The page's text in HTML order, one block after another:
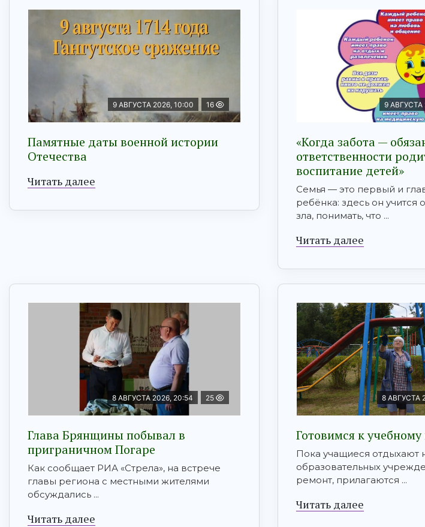
9 АВГУСТА 2026, 10:00 16
Памятные даты военной истории
Отечества
Читать далее
9 АВГУСТА
«Когда забота —
ответственности
воспитание детей»
Семья — это первый и
ребёнка: здесь он учится
зла, понимать, что ...
Читать далее
8 АВГУСТА 2026, 20:54 25
Глава Брянщины побывал в
приграничном Погаре
Как сообщает РИА «Стрела», на встрече
главы региона с местными жителями
обсуждались ...
Читать далее
8 АВГУСТА
Готовимся к учебному
Пока учащиеся отдыхают
образовательных
ремонт, прилагаются ...
Читать далее